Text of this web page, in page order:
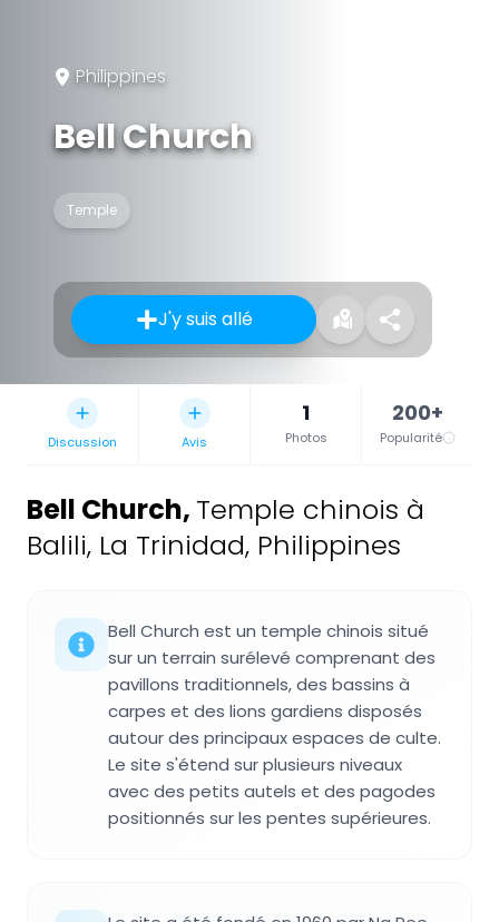
Philippines
Bell Church
Temple
J'y suis allé
Discussion Avis
1
Photos
200+
Popularité
Bell Church, Temple chinois à
Balili, La Trinidad, Philippines
Bell Church est un temple chinois situé
sur un terrain surélevé comprenant des
pavillons traditionnels, des bassins à
carpes et des lions gardiens disposés
autour des principaux espaces de culte.
Le site s'étend sur plusieurs niveaux
avec des petits autels et des pagodes
positionnés sur les pentes supérieures.